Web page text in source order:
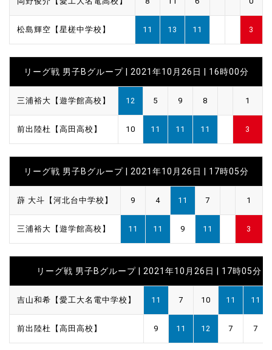
松島輝空【星槎中学校】 11 13 11 3
リーグ戦 男子Bグループ | 2021年10月26日 | 16時00分
三浦裕大【遊学館高校】 12 5 9 8 1
前出陸杜【高田高校】 10 11 11 11 3
リーグ戦 男子Bグループ | 2021年10月26日 | 17時05分
薜 大斗【河北台中学校】 9 4 11 7 1
三浦裕大【遊学館高校】 11 11 9 11 3
リーグ戦 男子Bグループ | 2021年10月26日 | 17時05分
吉山和希【愛工大名電中学校】 11 7 10 11 11
前出陸杜【高田高校】 9 11 12 7 7